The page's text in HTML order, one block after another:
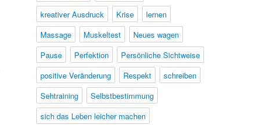
kreativer Ausdruck
Krise
lernen
Massage
Muskeltest
Neues wagen
Pause
Perfektion
Persönliche Sichtweise
positive Veränderung
Respekt
schreiben
Sehtraining
Selbstbestimmung
sich das Leben leicher machen